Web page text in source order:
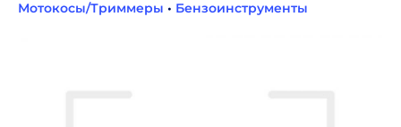
Мотокосы/Триммеры • Бензоинструменты